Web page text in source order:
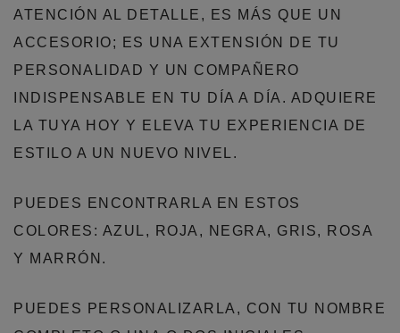
ATENCIÓN AL DETALLE, ES MÁS QUE UN
ACCESORIO; ES UNA EXTENSIÓN DE TU
PERSONALIDAD Y UN COMPAÑERO
INDISPENSABLE EN TU DÍA A DÍA. ADQUIERE
LA TUYA HOY Y ELEVA TU EXPERIENCIA DE
ESTILO A UN NUEVO NIVEL.
PUEDES ENCONTRARLA EN ESTOS
COLORES: AZUL, ROJA, NEGRA, GRIS, ROSA
Y MARRÓN.
PUEDES PERSONALIZARLA, CON TU NOMBRE